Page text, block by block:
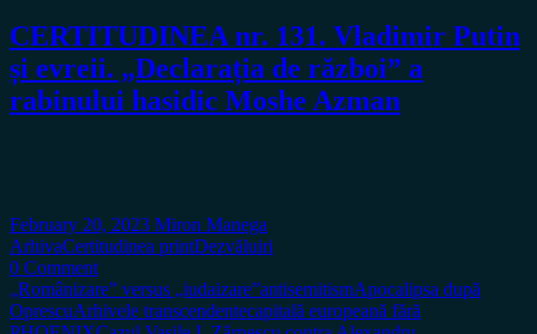
CERTITUDINEA nr. 131. Vladimir Putin
și evreii. „Declarația de război” a
rabinului hasidic Moshe Azman
February 20, 2023 Miron Manega
ArhivaCertitudinea printDezvăluiri
0 Comment
„Românizare” versus „iudaizare”antisemitismApocalipsa după
OprescuArhivele transcendentecapitală europeană fără